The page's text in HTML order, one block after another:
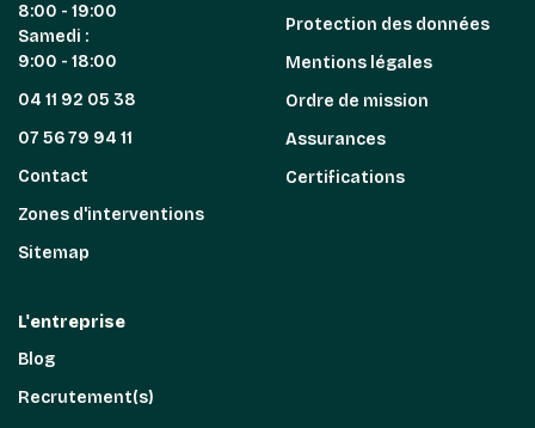
8:00 - 19:00
Samedi :
9:00 - 18:00
04 11 92 05 38
07 56 79 94 11
Contact
Zones d'interventions
Sitemap
Protection des données
Mentions légales
Ordre de mission
Assurances
Certifications
L'entreprise
Blog
Recrutement(s)